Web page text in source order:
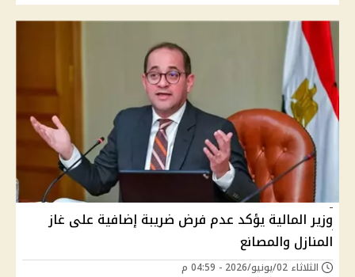
وزير المالية يؤكد عدم فرض ضريبة إضافية على غاز
المنازل والمصانع
الثلاثاء 02/يونيو/2026 - 04:59 م